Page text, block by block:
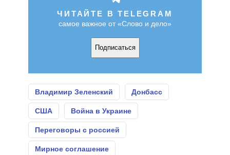
ЧИТАЙТЕ В TELEGRAM
самое важное от «Слово и дело»
Подписаться
Владимир Зеленский Донбасс
США Война в Украине
Переговоры с россией
Мирное соглашение